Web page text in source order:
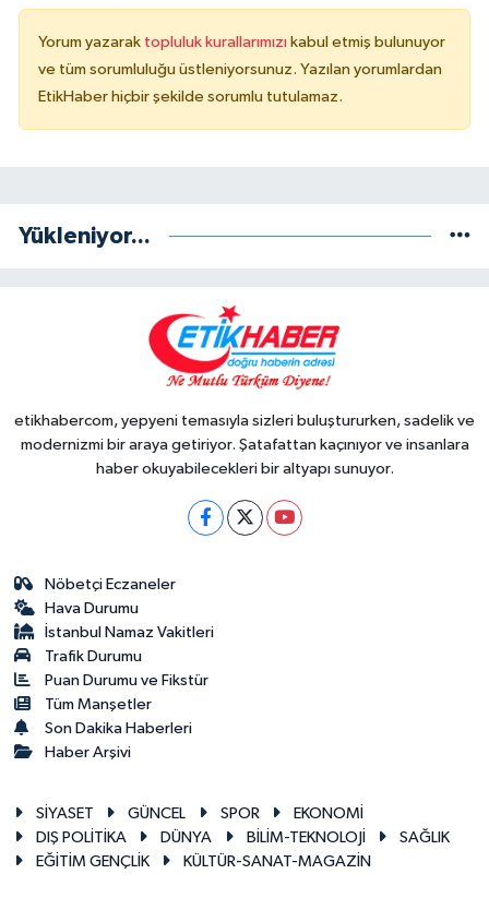
Yorum yazarak topluluk kurallarımızı kabul etmiş bulunuyor
ve tüm sorumluluğu üstleniyorsunuz. Yazılan yorumlardan
EtikHaber hiçbir şekilde sorumlu tutulamaz.
Yükleniyor...
etikhabercom, yepyeni temasıyla sizleri buluştururken, sadelik ve
modernizmi bir araya getiriyor. Şatafattan kaçınıyor ve insanlara
haber okuyabilecekleri bir altyapı sunuyor.
Nöbetçi Eczaneler
Hava Durumu
İstanbul Namaz Vakitleri
Trafik Durumu
Puan Durumu ve Fikstür
Tüm Manşetler
Son Dakika Haberleri
Haber Arşivi
SİYASET GÜNCEL SPOR
EKONOMİ
DIŞ POLİTİKA
DÜNYA BİLİM-TEKNOLOJİ
SAĞLIK
EĞİTİM GENÇLİK
KÜLTÜR-SANAT-MAGAZİN